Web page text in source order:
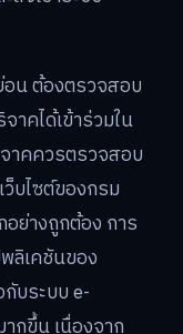
น ต้องตรวจสอบ
าคได้เข้าร่วมใน
าคควรตรวจสอบ
บไซต์ของกรม
ย่างถูกต้อง การ
ลิเคชันของ
บระบบ e-
กขึ้น เนื่องจาก